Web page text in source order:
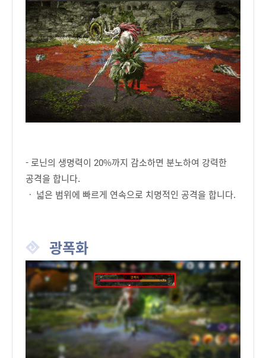
- 로닌의 생명력이 20%까지 감소하면 분노하여 강력한
공격을 합니다.
ㆍ 넓은 범위에 빠르게 연속으로 치명적인 공격을 합니다.
광폭화